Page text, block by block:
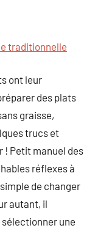
traditionnelle
ont leur
des plats
graisse,
trucs et
! Petit manuel des
réflexes à
de changer
autant, il
une